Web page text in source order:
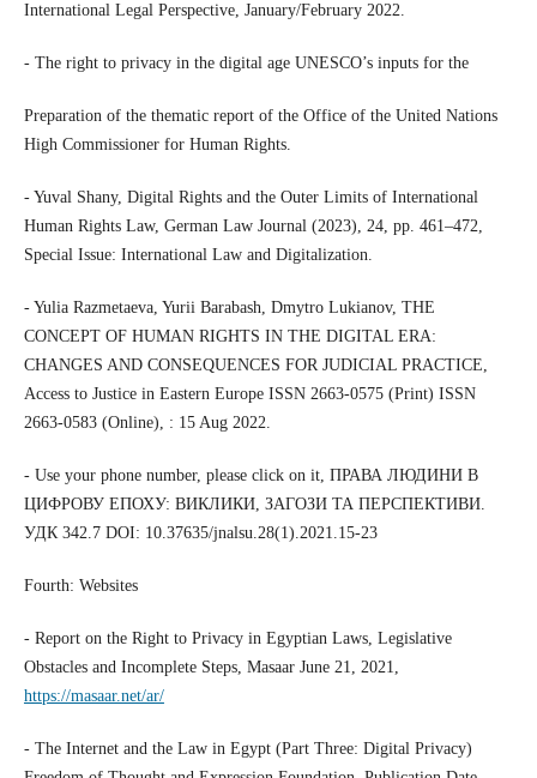
International Legal Perspective, January/February 2022.
- The right to privacy in the digital age UNESCO’s inputs for the
Preparation of the thematic report of the Office of the United Nations
High Commissioner for Human Rights.
- Yuval Shany, Digital Rights and the Outer Limits of International
Human Rights Law, German Law Journal (2023), 24, pp. 461–472,
Special Issue: International Law and Digitalization.
- Yulia Razmetaeva, Yurii Barabash, Dmytro Lukianov, THE
CONCEPT OF HUMAN RIGHTS IN THE DIGITAL ERA:
CHANGES AND CONSEQUENCES FOR JUDICIAL PRACTICE,
Access to Justice in Eastern Europe ISSN 2663-0575 (Print) ISSN
2663-0583 (Online), : 15 Aug 2022.
- Use your phone number, please click on it, ПРАВА ЛЮДИНИ В
ЦИФРОВУ ЕПОХУ: ВИКЛИКИ, ЗАГОЗИ ТА ПЕРСПЕКТИВИ.
УДК 342.7 DOI: 10.37635/jnalsu.28(1).2021.15-23
Fourth: Websites
- Report on the Right to Privacy in Egyptian Laws, Legislative
Obstacles and Incomplete Steps, Masaar June 21, 2021,
https://masaar.net/ar/
- The Internet and the Law in Egypt (Part Three: Digital Privacy)